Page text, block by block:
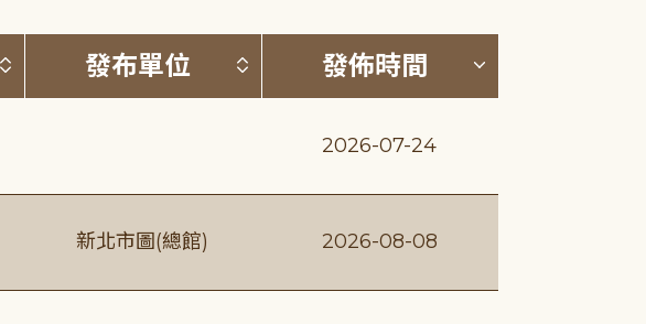
按標題排序 (升降冪)
發布單位 按發布單位排序 (升降冪)
發佈時間 按發佈時間
2026-07-24
新北市圖(總館) 2026-08-08